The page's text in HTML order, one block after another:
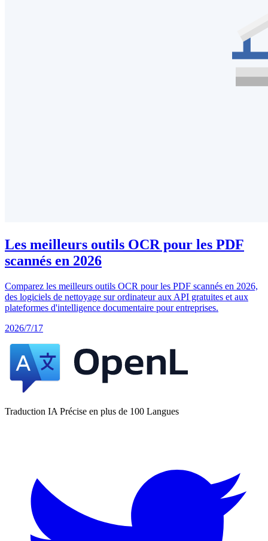
Les meilleurs outils OCR pour les PDF
scannés en 2026
Comparez les meilleurs outils OCR pour les PDF scannés en 2026,
des logiciels de nettoyage sur ordinateur aux API gratuites et aux
plateformes d'intelligence documentaire pour entreprises.
2026/7/17
Traduction IA Précise en plus de 100 Langues